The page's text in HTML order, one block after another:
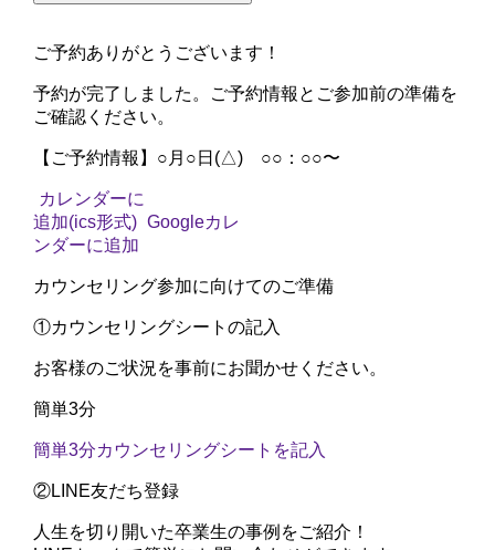
ご予約ありがとうございます！
予約が完了しました。 ご予約情報 と ご参加前の準備を
ご確認ください。
【ご予約情報】 ○月○日(△) ○○：○○〜
カレンダーに
追加(ics形式) Googleカレ
ンダーに追加
カウンセリング参加に向けてのご準備
①カウンセリングシートの記入
お客様のご状況を事前にお聞かせください。
簡単3分
簡単3分カウンセリングシートを記入
②LINE友だち登録
人生を切り開いた卒業生の事例をご紹介！